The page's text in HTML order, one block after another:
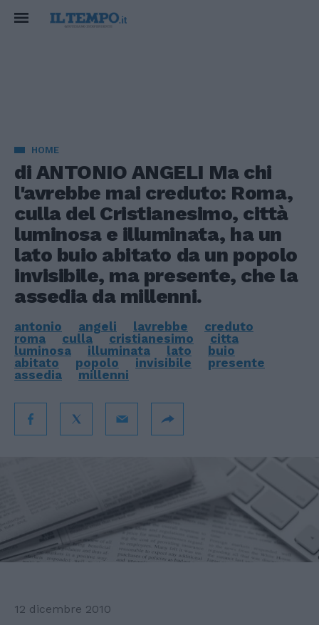
HOME
di ANTONIO ANGELI Ma chi
l'avrebbe mai creduto: Roma,
culla del Cristianesimo, città
luminosa e illuminata, ha un
lato buio abitato da un popolo
invisibile, ma presente, che la
assedia da millenni.
antonio angeli lavrebbe
creduto
roma
culla cristianesimo
citta
luminosa
illuminata lato
buio
abitato
popolo invisibile
presente
assedia
millenni
12 dicembre 2010